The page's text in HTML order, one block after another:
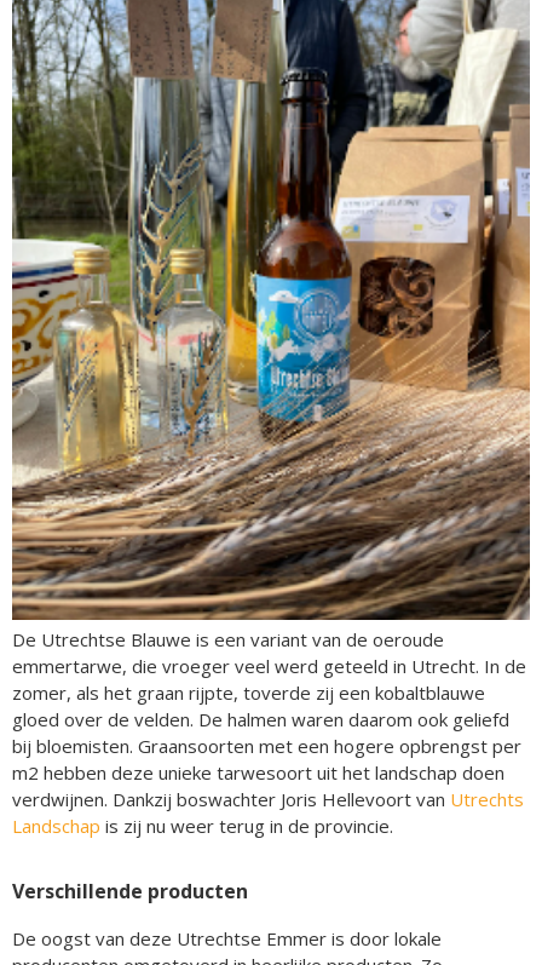
De Utrechtse Blauwe is een variant van de oeroude
emmertarwe, die vroeger veel werd geteeld in Utrecht. In de
zomer, als het graan rijpte, toverde zij een kobaltblauwe
gloed over de velden. De halmen waren daarom ook geliefd
bij bloemisten. Graansoorten met een hogere opbrengst per
m2 hebben deze unieke tarwesoort uit het landschap doen
verdwijnen. Dankzij boswachter Joris Hellevoort van Utrechts
Landschap is zij nu weer terug in de provincie.
Verschillende producten
De oogst van deze Utrechtse Emmer is door lokale